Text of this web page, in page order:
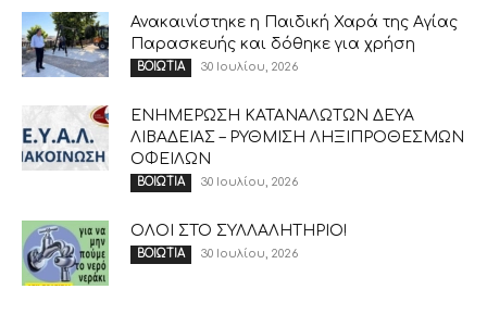
Ανακαινίστηκε η Παιδική Χαρά της Αγίας
Παρασκευής και δόθηκε για χρήση
ΒΟΙΩΤΙΑ 30 Ιουλίου, 2026
ΕΝΗΜΕΡΩΣΗ ΚΑΤΑΝΑΛΩΤΩΝ ΔΕΥΑ
ΛΙΒΑΔΕΙΑΣ – ΡΥΘΜΙΣΗ ΛΗΞΙΠΡΟΘΕΣΜΩΝ
ΟΦΕΙΛΩΝ
ΒΟΙΩΤΙΑ 30 Ιουλίου, 2026
ΟΛΟΙ ΣΤΟ ΣΥΛΛΑΛΗΤΗΡΙΟ!
ΒΟΙΩΤΙΑ 30 Ιουλίου, 2026